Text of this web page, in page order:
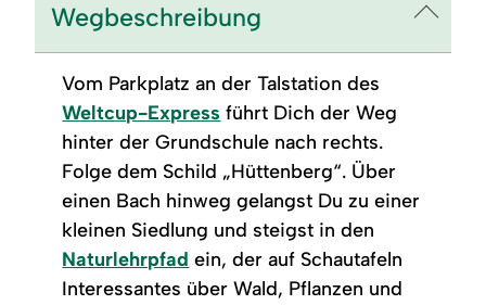
Wegbeschreibung
Vom Parkplatz an der Talstation des
Weltcup-Express führt Dich der Weg
hinter der Grundschule nach rechts.
Folge dem Schild „Hüttenberg“. Über
einen Bach hinweg gelangst Du zu einer
kleinen Siedlung und steigst in den
Naturlehrpfad ein, der auf Schautafeln
Interessantes über Wald, Pflanzen und